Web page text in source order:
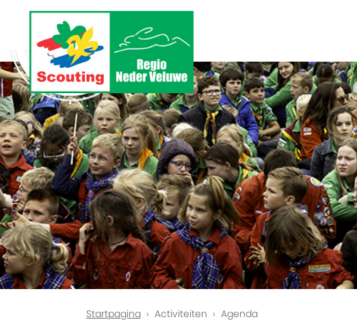
Startpagina Activiteiten Agenda